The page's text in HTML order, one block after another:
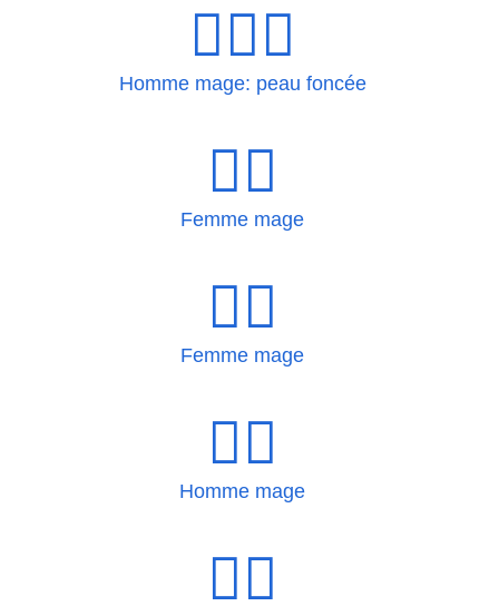
🧙🏿‍♂️
Homme mage: peau foncée
🧙‍♀
Femme mage
🧙‍♀️
Femme mage
🧙‍♂
Homme mage
🧙‍♂️